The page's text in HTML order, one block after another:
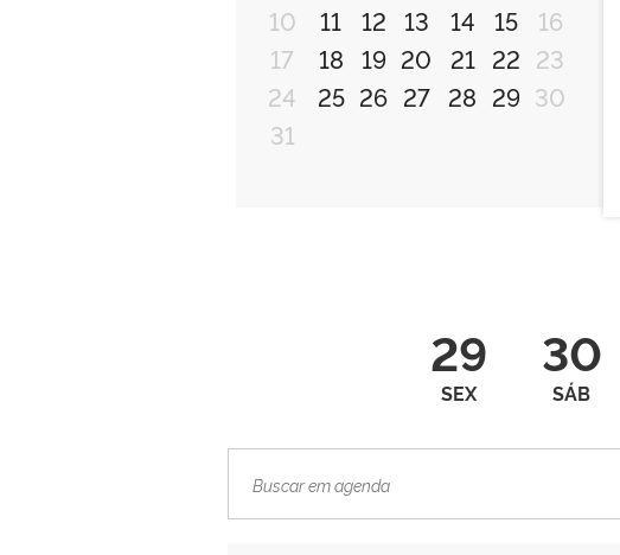
10
11 12 13 14 15
16
17
18 19 20 21 22 23
24
25 26 27 28 29 30
31
29
SEX
30
SÁB